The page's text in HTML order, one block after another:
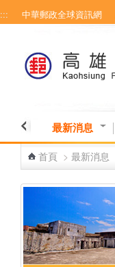
跳到主要內容區塊
::: 中華郵政全球資訊網
最新消息
首頁 > 最新消息